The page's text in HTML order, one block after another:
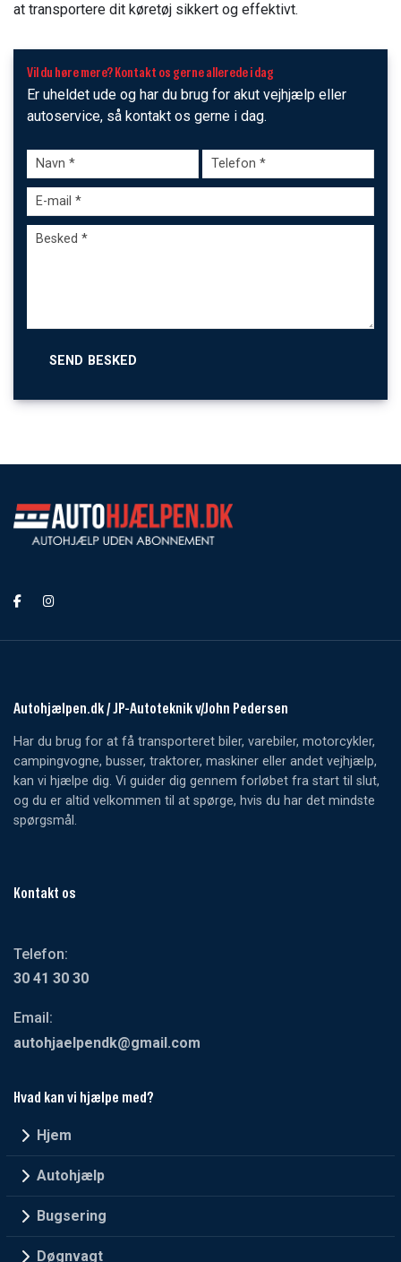
at transportere dit køretøj sikkert og effektivt.
Vil du høre mere? Kontakt os gerne allerede i dag
Er uheldet ude og har du brug for akut vejhjælp eller
autoservice, så kontakt os gerne i dag.
Autohjælpen.dk / JP-Autoteknik v/John Pedersen
Har du brug for at få transporteret biler, varebiler, motorcykler,
campingvogne, busser, traktorer, maskiner eller andet vejhjælp,
kan vi hjælpe dig. Vi guider dig gennem forløbet fra start til slut,
og du er altid velkommen til at spørge, hvis du har det mindste
spørgsmål.
Kontakt os
Telefon:
30 41 30 30
Email:
autohjaelpendk@gmail.com
Hvad kan vi hjælpe med?
Hjem
Autohjælp
Bugsering
Døgnvagt